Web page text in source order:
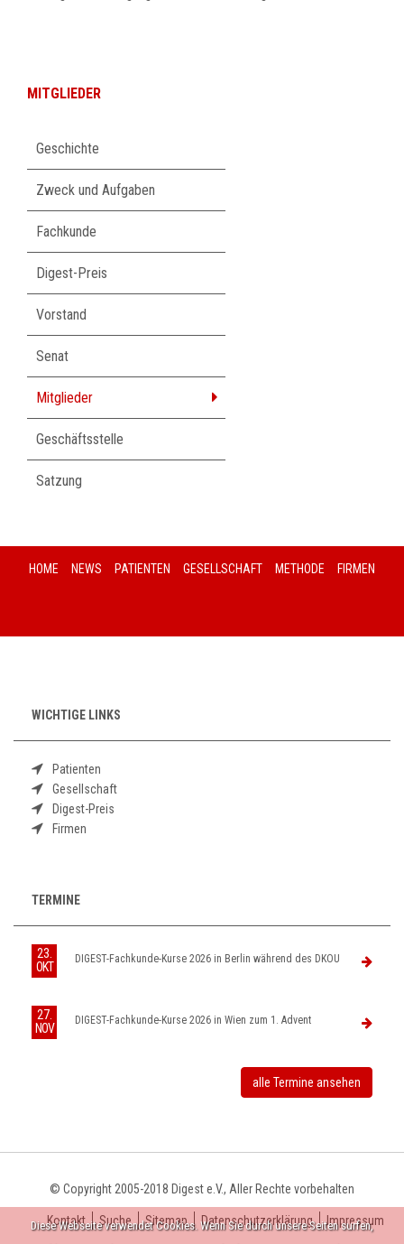
MITGLIEDER
überspringen
Geschichte
Zweck und Aufgaben
Fachkunde
Digest-Preis
Vorstand
Senat
Mitglieder
Geschäftsstelle
Satzung
HOME NEWS PATIENTEN GESELLSCHAFT METHODE FIRMEN
WICHTIGE LINKS
Patienten
Gesellschaft
Digest-Preis
Firmen
TERMINE
23.
OKT
DIGEST-Fachkunde-Kurse 2026 in Berlin während des DKOU
27.
NOV
DIGEST-Fachkunde-Kurse 2026 in Wien zum 1. Advent
alle Termine ansehen
© Copyright 2005-2018 Digest e.V., Aller Rechte vorbehalten
Kontakt Suche Sitemap Datenschutzerklärung Impressum
Diese Webseite verwendet Cookies. Wenn Sie durch unsere Seiten surfen,